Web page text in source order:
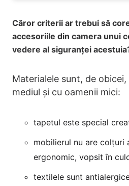
Căror criterii ar trebui să
accesoriile din camera unui
vedere al siguranței
Materialele sunt, de
mediul și cu oamenii mici:
tapetul este special
mobilierul nu are colțuri
ergonomic, vopsit în
textilele sunt